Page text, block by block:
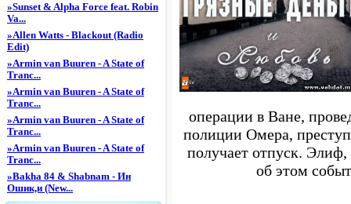
»Sunset & Alpha Force feat. Robin
Va...
»Allen Watts - Blackout (Radio
Edit)
»Armin van Buuren - A State of
Tranc...
»Armin van Buuren - A State of
Tranc...
»Armin van Buuren - A State of
Tranc...
»Armin van Buuren - A State of
Tranc...
»Bakha 84 & Shabnam - Ин
Ошик,и (New...
операции в Ване,
полиции Омера,
получает отпуск. Элиф,
об этом